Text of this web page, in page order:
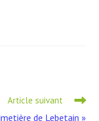
Article suivant
de Lebetain »